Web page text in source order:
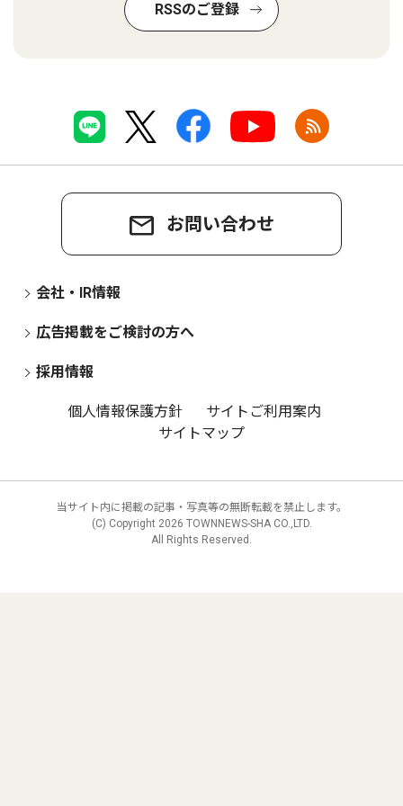
RSSのご登録
お問い合わせ
会社・IR情報
広告掲載をご検討の方へ
採用情報
個人情報保護方針
サイトご利用案内
サイトマップ
当サイト内に掲載の記事・写真等の無断転載を禁止します。
(C) Copyright 2026 TOWNNEWS-SHA CO.,LTD.
All Rights Reserved.